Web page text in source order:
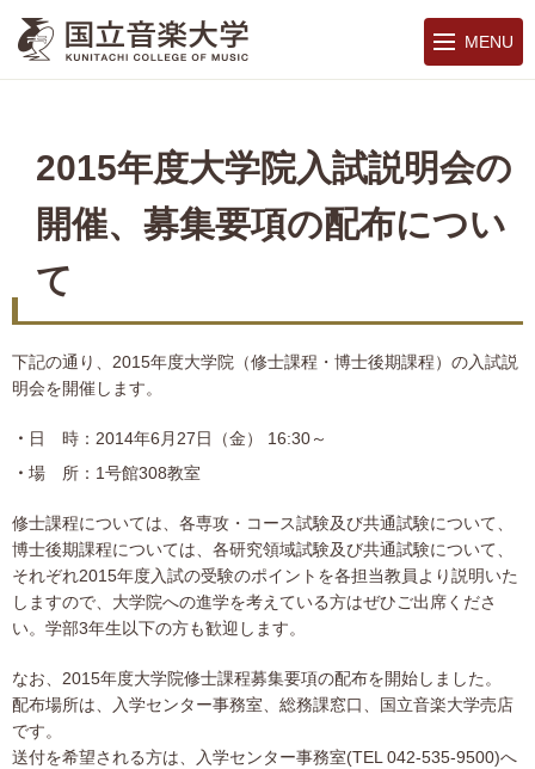
MENU
2015年度大学院入試説明会の
開催、募集要項の配布につい
て
下記の通り、2015年度大学院（修士課程・博士後期課程）の入試説
明会を開催します。
日 時：2014年6月27日（金） 16:30～
場 所：1号館308教室
修士課程については、各専攻・コース試験及び共通試験について、
博士後期課程については、各研究領域試験及び共通試験について、
それぞれ2015年度入試の受験のポイントを各担当教員より説明いた
しますので、大学院への進学を考えている方はぜひご出席くださ
い。学部3年生以下の方も歓迎します。
なお、2015年度大学院修士課程募集要項の配布を開始しました。
配布場所は、入学センター事務室、総務課窓口、国立音楽大学売店
です。
送付を希望される方は、入学センター事務室(TEL 042-535-9500)へ